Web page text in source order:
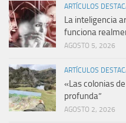
ARTÍCULOS
La inteligencia
funciona
AGOSTO 5, 2026
ARTÍCULOS
«Las colonias
profunda”
AGOSTO 2, 2026